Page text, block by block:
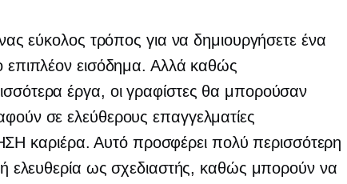
εύκολος τρόπος για να δημιουργήσετε ένα
επιπλέον εισόδημα. Αλλά καθώς
έργα, οι γραφίστες θα μπορούσαν
σε ελεύθερους επαγγελματίες
καριέρα. Αυτό προσφέρει πολύ περισσότερη
ελευθερία ως σχεδιαστής, καθώς μπορούν να